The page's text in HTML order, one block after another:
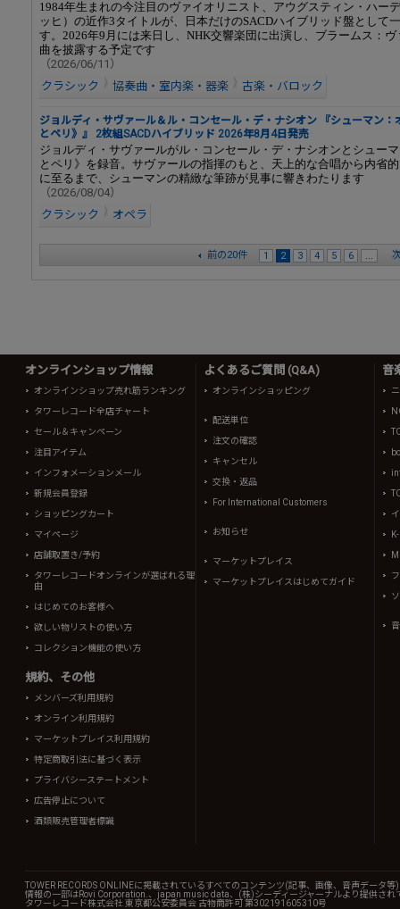
1984年生まれの今注目のヴァイオリニスト、アウグスティン・ハー
ッヒ）の近作3タイトルが、日本だけのSACDハイブリッド盤として
す。2026年9月には来日し、NHK交響楽団に出演し、ブラームス：
曲を披露する予定です
（2026/06/11）
クラシック
協奏曲・室内楽・器楽 古楽・バロック
ジョルディ・サヴァール＆ル・コンセール・デ・ナシオン 『シューマン：
とペリ》』 2枚組SACDハイブリッド 2026年8月4日発売
ジョルディ・サヴァールがル・コンセール・デ・ナシオンとシュー
とペリ》を録音。サヴァールの指揮のもと、天上的な合唱から内省
に至るまで、シューマンの精緻な筆跡が見事に響きわたります
（2026/08/04）
クラシック
オペラ
前の20件 1 2 3 4 5 6 ...
オンラインショップ情報
オンラインショップ売れ筋ランキング
タワーレコード全店チャート
セール＆キャンペーン
注目アイテム
インフォメーションメール
新規会員登録
ショッピングカート
マイページ
店舗取置き/予約
タワーレコードオンラインが選ばれる理
由
はじめてのお客様へ
欲しい物リストの使い方
コレクション機能の使い方
規約、その他
メンバーズ利用規約
オンライン利用規約
マーケットプレイス利用規約
特定商取引法に基づく表示
プライバシーステートメント
広告停止について
酒類販売管理者標識
よくあるご質問 (Q&A)
オンラインショッピング
配送単位
注文の確認
キャンセル
交換・返品
For International Customers
お知らせ
マーケットプレイス
マーケットプレイスはじめてガイド
音
TOWER RECORDS ONLINEに掲載されているすべてのコンテンツ(記事、画像、音声データ
情報の一部はRovi Corporation.、japan music data、(株)シーディージャーナルより提供され
タワーレコード株式会社 東京都公安委員会 古物商許可 第302191605310号